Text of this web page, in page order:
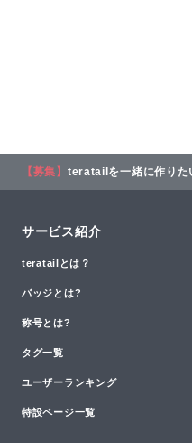
【募集】 teratailを一緒に作りた
サービス紹介
teratailとは？
バッジとは?
称号とは?
タグ一覧
ユーザーランキング
特設ページ一覧